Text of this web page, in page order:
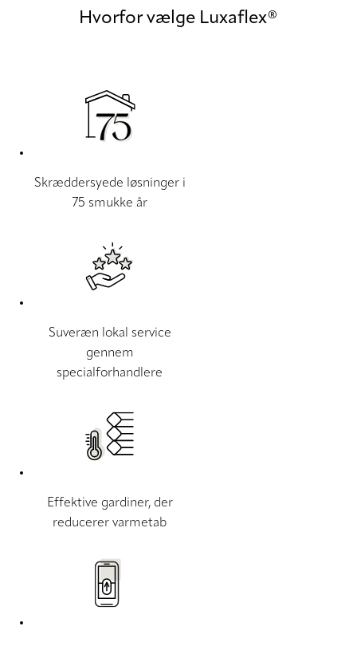
Hvorfor vælge Luxaflex®
Skræddersyede løsninger i
75 smukke år
Suveræn lokal service
gennem
specialforhandlere
Effektive gardiner, der
reducerer varmetab